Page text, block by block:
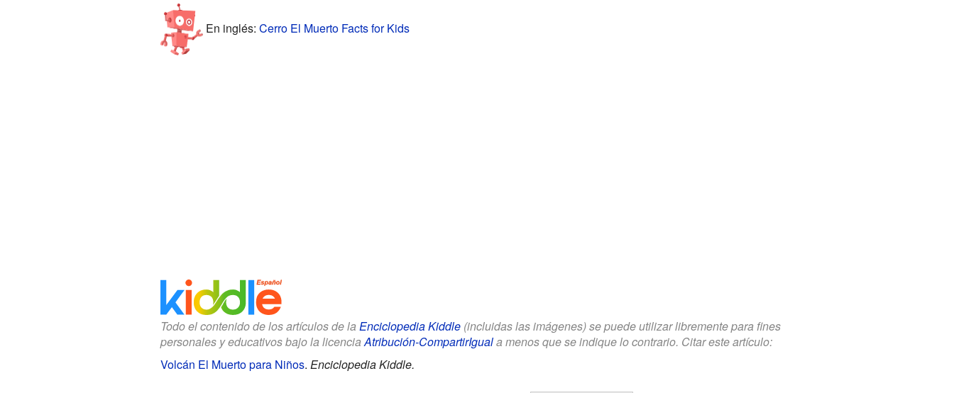
En inglés: Cerro El Muerto Facts for Kids
Todo el contenido de los artículos de la Enciclopedia Kiddle(incluidas las imágenes) se puede utilizar libremente para fines
personales y educativos bajo la licenciaAtribución-CompartirIguala menos que se indique lo contrario. Citar este artículo:
Volcán El Muerto para Niños. Enciclopedia Kiddle.